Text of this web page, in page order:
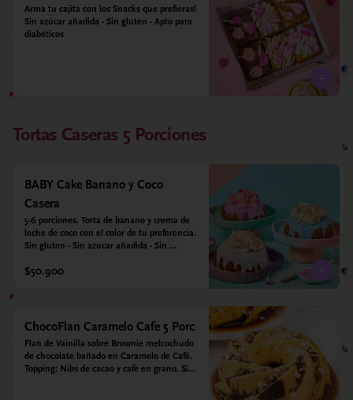
Arma tu cajita con los Snacks que prefieras!
Sin azúcar añadida - Sin gluten - Apto para
diabéticos
Tortas Caseras 5 Porciones
BABY Cake Banano y Coco
Casera
5-6 porciones. Torta de banano y crema de
leche de coco con el color de tu preferencia.
Sin gluten - Sin azucar añadida - Sin
Lacteos
$50.900
ChocoFlan Caramelo Cafe 5 Porc
Flan de Vainilla sobre Brownie melcochudo
de chocolate bañado en Caramelo de Café.
Topping: Nibs de cacao y cafe en grano. Sin